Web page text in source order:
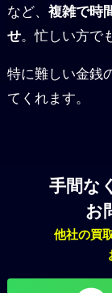
など、 複雑で時
せ。忙しい方で
特に難しい金銭
てくれます。
手間な
お
他社の買